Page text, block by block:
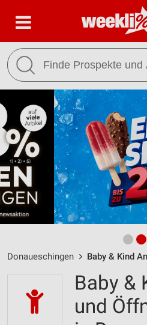
Donaueschingen Baby & Kind
Baby &
und